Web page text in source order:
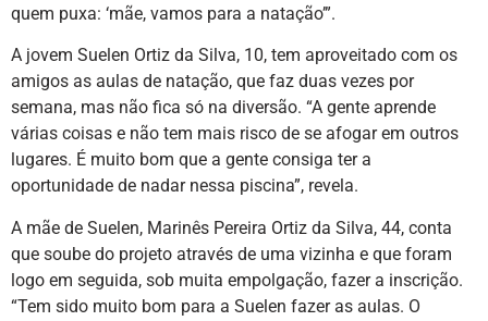
quem puxa: ‘mãe, vamos para a natação’”.
A jovem Suelen Ortiz da Silva, 10, tem aproveitado com os
amigos as aulas de natação, que faz duas vezes por
semana, mas não fica só na diversão. “A gente aprende
várias coisas e não tem mais risco de se afogar em outros
lugares. É muito bom que a gente consiga ter a
oportunidade de nadar nessa piscina”, revela.
A mãe de Suelen, Marinês Pereira Ortiz da Silva, 44, conta
que soube do projeto através de uma vizinha e que foram
logo em seguida, sob muita empolgação, fazer a inscrição.
“Tem sido muito bom para a Suelen fazer as aulas. O